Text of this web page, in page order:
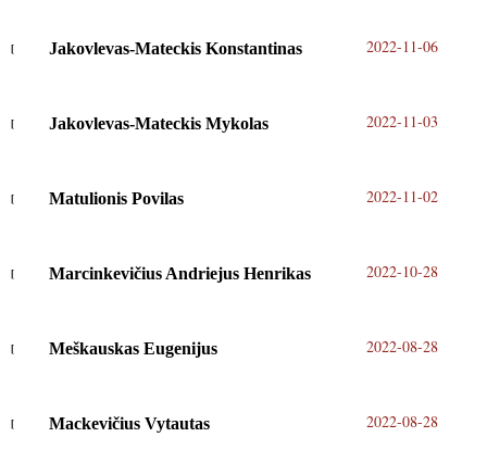
Jakovlevas-Mateckis Konstantinas 2022-11-06
Jakovlevas-Mateckis Mykolas 2022-11-03
Matulionis Povilas 2022-11-02
Marcinkevičius Andriejus Henrikas 2022-10-28
Meškauskas Eugenijus 2022-08-28
Mackevičius Vytautas 2022-08-28